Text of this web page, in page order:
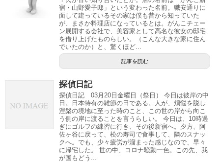
宿・山野愛子邸」という変わった名前。職安通りに
面して建っているその家は僕も昔から知っていた
が、まさか料理店になっているとは。がんこチェー
ン展開する会社で、美容家として高名な彼女の邸宅
を借り上げたものらしい。（こんな大きな家に住ん
でいたのか）と、驚くほど...
記事を読む
探偵日記
探偵日記 03月20日金曜日（祭日） 今日は彼岸の中
日。日本特有の雑節の日である。人が、煩悩を脱し
涅槃の境地に至った時のこと、この世の岸から向こ
う側の岸に渡ることを言うらしい。 今日は、10時過
ぎにゴルフの練習に行き、その後新宿へ。夕方、阿
佐ヶ谷に戻って、松の寿司で食事して、隣のスナッ
クへ。でも、少々疲労が溜まった感じなので、早々
に帰宅した。 世の中、コロナ騒動一色。この先、我
が国もどう...